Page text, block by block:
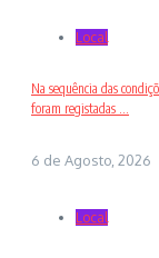
Local
Na sequência das
foram registadas ...
6 de Agosto, 2026
Local